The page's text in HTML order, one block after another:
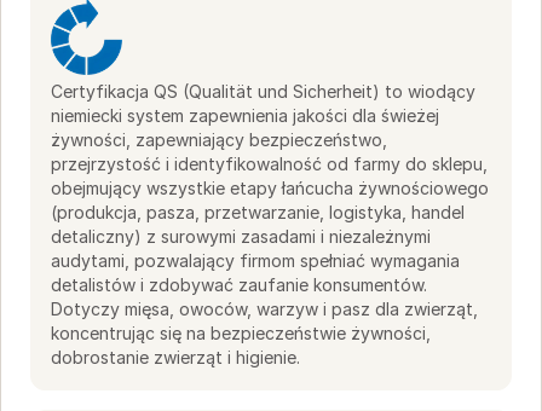
Certyfikacja QS (Qualität und Sicherheit) to wiodący
niemiecki system zapewnienia jakości dla świeżej
żywności, zapewniający bezpieczeństwo,
przejrzystość i identyfikowalność od farmy do sklepu,
obejmujący wszystkie etapy łańcucha żywnościowego
(produkcja, pasza, przetwarzanie, logistyka, handel
detaliczny) z surowymi zasadami i niezależnymi
audytami, pozwalający firmom spełniać wymagania
detalistów i zdobywać zaufanie konsumentów.
Dotyczy mięsa, owoców, warzyw i pasz dla zwierząt,
koncentrując się na bezpieczeństwie żywności,
dobrostanie zwierząt i higienie.